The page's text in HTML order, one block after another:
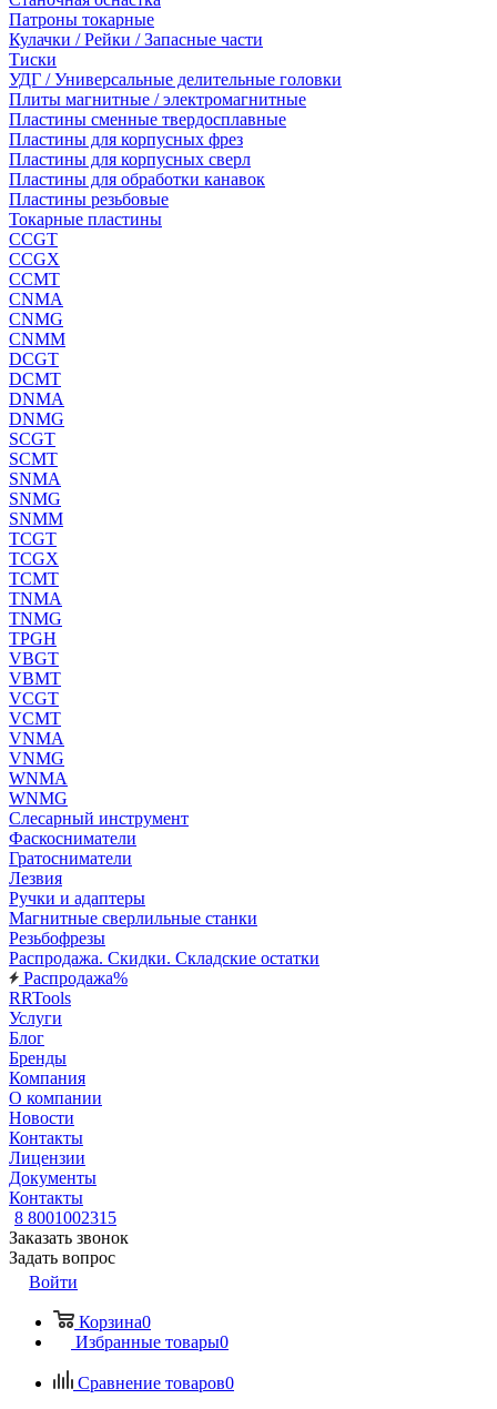
Патроны токарные
Кулачки / Рейки / Запасные части
Тиски
УДГ / Универсальные делительные головки
Плиты магнитные / электромагнитные
Пластины сменные твердосплавные
Пластины для корпусных фрез
Пластины для корпусных сверл
Пластины для обработки канавок
Пластины резьбовые
Токарные пластины
CCGT
CCGX
CCMT
CNMA
CNMG
CNMM
DCGT
DCMT
DNMA
DNMG
SCGT
SCMT
SNMA
SNMG
SNMM
TCGT
TCGX
TCMT
TNMA
TNMG
TPGH
VBGT
VBMT
VCGT
VCMT
VNMA
VNMG
WNMA
WNMG
Слесарный инструмент
Фаскосниматели
Гратосниматели
Лезвия
Ручки и адаптеры
Магнитные сверлильные станки
Резьбофрезы
Распродажа. Скидки. Складские остатки
Распродажа%
RRTools
Услуги
Блог
Бренды
Компания
О компании
Новости
Контакты
Лицензии
Документы
Контакты
8 8001002315
Заказать звонок
Задать вопрос
Войти
Корзина0
Избранные товары0
Сравнение товаров0